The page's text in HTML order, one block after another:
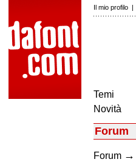
Il mio profilo |
Temi
Novità
Forum
Forum →